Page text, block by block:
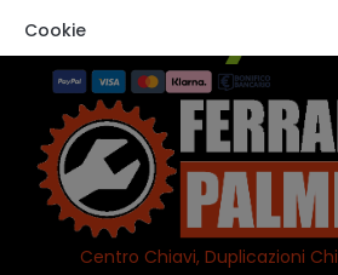
Centro Chiavi, Duplicazioni
Cookie